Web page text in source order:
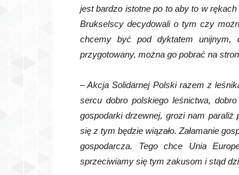
jest bardzo istotne po to aby to w
Brukselscy decydowali o tym czy
chcemy być pod dyktatem unijnym,
przygotowany, można go pobrać na
– Akcja Solidarnej Polski razem z
sercu dobro polskiego leśnictwa,
gospodarki drzewnej, grozi nam
się z tym będzie wiązało. Załamanie
gospodarcza. Tego chce Unia
sprzeciwiamy się tym zakusom i stąd